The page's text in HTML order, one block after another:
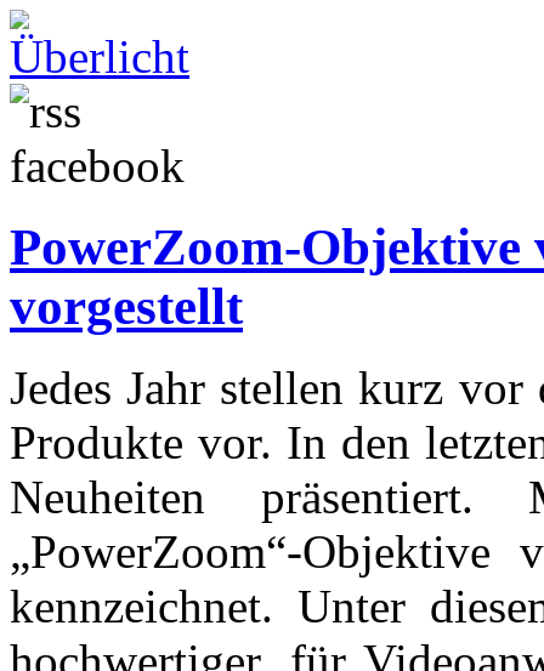
PowerZoom-Objektive
vorgestellt
Jedes Jahr stellen kurz
Produkte vor. In den
Neuheiten
„PowerZoom“-
kennzeichnet. Unter
hochwertiger, für